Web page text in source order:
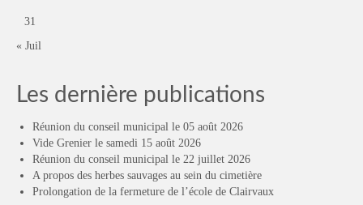
31
« Juil
Les dernière publications
Réunion du conseil municipal le 05 août 2026
Vide Grenier le samedi 15 août 2026
Réunion du conseil municipal le 22 juillet 2026
A propos des herbes sauvages au sein du cimetière
Prolongation de la fermeture de l’école de Clairvaux